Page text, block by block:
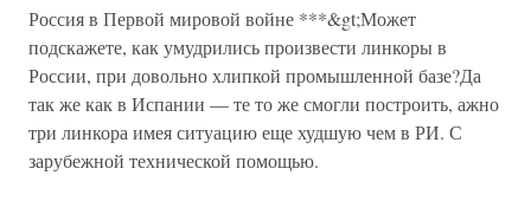
Россия в Первой мировой войне ***&gt;Может
подскажете, как умудрились произвести линкоры в
России, при довольно хлипкой промышленной базе?Да
так же как в Испании — те то же смогли построить, ажно
три линкора имея ситуацию еще худшую чем в РИ. С
зарубежной технической помощью.